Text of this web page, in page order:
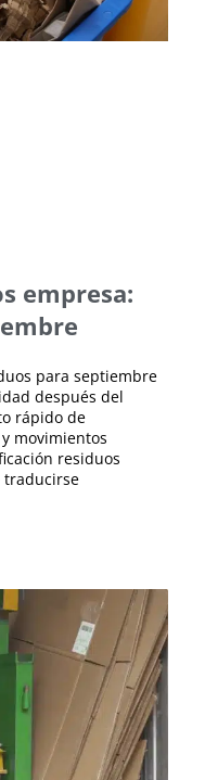
empresa:
para septiembre
después del
rápido de
movimientos
residuos
traducirse